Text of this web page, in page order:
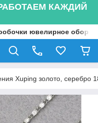
КАЖДИЙ
ювелирное
Xuping золото, серебро